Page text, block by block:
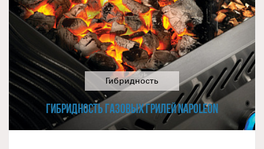
Гибридность
ГИБРИДНОСТЬ ГАЗОВЫХ ГРИЛЕЙ NAPOLEON